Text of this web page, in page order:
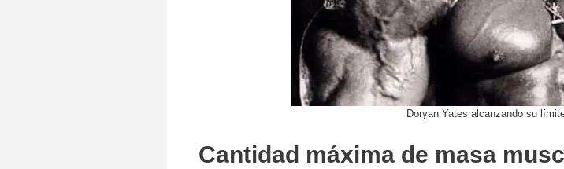
Doryan Yates alcanzando su
Cantidad máxima de masa